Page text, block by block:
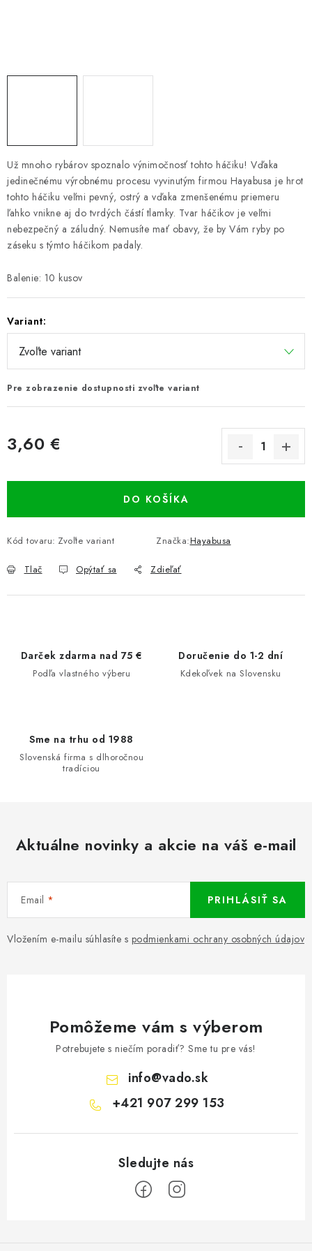
PRÍVLAČ
PRÚTY
KONTAKTY
ZNAČKY
Už mnoho rybárov spoznalo výnimočnosť tohto háčiku! Vďaka
jedinečnému výrobnému procesu vyvinutým firmou Hayabusa je hrot
tohto háčiku veľmi pevný, ostrý a vďaka zmenšenému priemeru
ľahko vnikne aj do tvrdých částí tlamky. Tvar háčikov je veľmi
nebezpečný a záludný. Nemusíte mať obavy, že by Vám ryby po
záseku s týmto háčikom padaly.
Balenie: 10 kusov
Variant:
Pre zobrazenie dostupnosti zvoľte variant
3,60 €
DO KOŠÍKA
Kód tovaru: Zvoľte variant Značka:Hayabusa
Tlač Opýtať sa Zdieľať
Darček zdarma nad 75 €
Podľa vlastného výberu
Doručenie do 1-2 dní
Kdekoľvek na Slovensku
Sme na trhu od 1988
Slovenská firma s dlhoročnou
tradíciou
Aktuálne novinky a akcie na váš e-mail
Email
Vložením e-mailu súhlasíte s podmienkami ochrany osobných údajov
PRIHLÁSIŤ SA
Pomôžeme vám s výberom
Potrebujete s niečím poradiť? Sme tu pre vás!
info@vado.sk
+421 907 299 153